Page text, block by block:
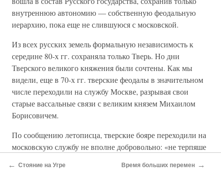
внутреннюю автономию — собственную феодальную
иерархию, пока еще не слившуюся с московской.
Из всех русских земель формальную независимость к
середине 80-х гг. сохраняла только Тверь. Но дни
Тверского великого княжения были сочтены. Как мы
видели, еще в 70-х гг. тверские феодалы в значительном
числе переходили на службу Москве, разрывая свои
старые вассальные связи с великим князем Михаилом
Борисовичем.
По сообщению летописца, тверские бояре переходили на
московскую службу не вполне добровольно: «не терпяше
многи от великого князя и от бояр обиды, и от его детей
← Стояние на Угре Время больших перемен →